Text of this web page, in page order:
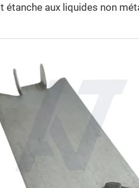
étanche aux liquides non